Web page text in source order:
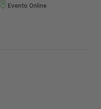
Evento Online